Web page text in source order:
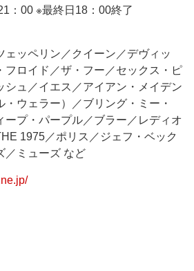
：00 ※最終日18：00終了
ェッペリン／クイーン／デヴィッ
フロイド／ザ・フー／セックス・ピ
シュ／イエス／アイアン・メイデン
・ウェラー）／ブリング・ミー・
ープ・パープル／ブラー／レディオ
1975／ポリス／ジェフ・ベック
／ミューズ など